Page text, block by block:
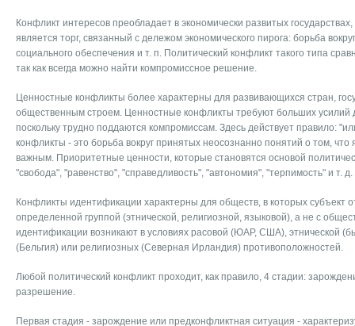
Конфликт интересов преобладает в экономически развитых
является торг, связанный с дележом экономического пирога: борьба
социального обеспечения и т. п. Политический конфликт такого типа
так как всегда можно найти компромиссное решение.
Ценностные конфликты более характерны для развивающихся стран,
общественным строем. Ценностные конфликты требуют больших усилий
поскольку трудно поддаются компромиссам. Здесь действует правило:
конфликты - это борьба вокруг принятых неосознанно понятий о том,
важным. Приоритетные ценности, которые становятся основой
"свобода", "равенство", "справедливость", "автономия", "терпимость" и т. д.
Конфликты идентификации характерны для обществ, в которых субъект
определенной группой (этнической, религиозной, языковой), а не с
идентификации возникают в условиях расовой (ЮАР, США), этнической
(Бельгия) или религиозных (Северная Ирландия) противоположностей.
Любой политический конфликт проходит, как правило, 4 стадии:
разрешение.
Первая стадия - зарождение или предконфликтная ситуация -